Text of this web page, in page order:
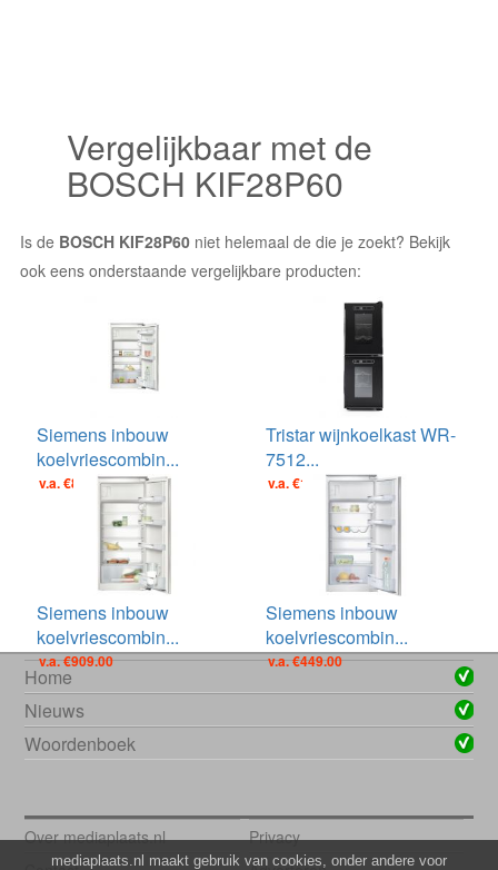
Vergelijkbaar met de
BOSCH KIF28P60
Is de BOSCH KIF28P60 niet helemaal de die je zoekt? Bekijk
ook eens onderstaande vergelijkbare producten:
Siemens inbouw
koelvriescombin...
v.a. €849.00
Tristar wijnkoelkast WR-
7512...
v.a. €189.00
Siemens inbouw
koelvriescombin...
v.a. €909.00
Siemens inbouw
koelvriescombin...
v.a. €449.00
Home
Nieuws
Woordenboek
Over mediaplaats.nl
Privacy
mediaplaats.nl maakt gebruik van cookies, onder andere voor